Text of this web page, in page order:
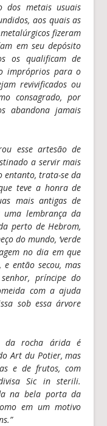
dos metais usuais
aos quais as
fizeram
em seu depósito
os qualificam de
impróprios para o
revivificados ou
consagrado, por
abandona jamais
esse artesão de
a servir mais
entanto, trata-se da
teve a honra de
mais antigas de
lembrança da
perto de Hebrom,
do mundo, ‘verde
no dia em que
e então secou, mas
príncipe do
com a ajuda
sob essa árvore
da rocha árida é
Art du Potier, mas
e de frutos, com
Sic in sterili.
na bela porta da
em um motivo